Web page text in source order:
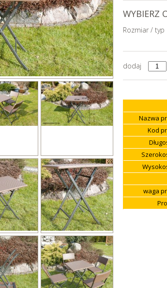
WYBIERZ
Rozmiar / typ
dodaj
Nazwa
Kod
waga